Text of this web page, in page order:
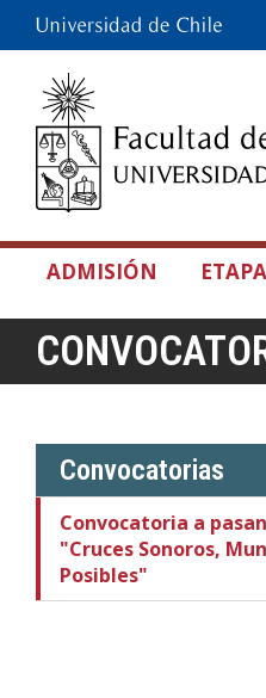
ADMISIÓN
Convocatorias
Convocatoria a
"Cruces Sonoros,
Posibles"